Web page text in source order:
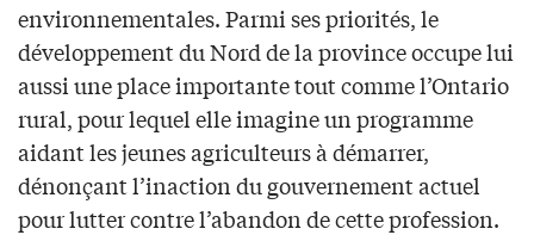
environnementales. Parmi ses priorités, le
développement du Nord de la province occupe lui
aussi une place importante tout comme l’Ontario
rural, pour lequel elle imagine un programme
aidant les jeunes agriculteurs à démarrer,
dénonçant l’inaction du gouvernement actuel
pour lutter contre l’abandon de cette profession.